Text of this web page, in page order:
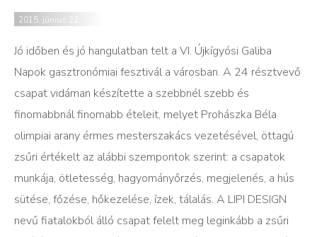
2015. június 22.
Jó időben és jó hangulatban telt a VI. Újkígyósi Galiba
Napok gasztronómiai fesztivál a városban. A 24 résztvevő
csapat vidáman készítette a szebbnél szebb és
finomabbnál finomabb ételeit, melyet Prohászka Béla
olimpiai arany érmes mesterszakács vezetésével, öttagú
zsűri értékelt az alábbi szempontok szerint: a csapatok
munkája, ötletesség, hagyományőrzés, megjelenés, a hús
sütése, főzése, hőkezelése, ízek, tálalás. A LIPI DESIGN
nevű fiatalokból álló csapat felelt meg leginkább a zsűri